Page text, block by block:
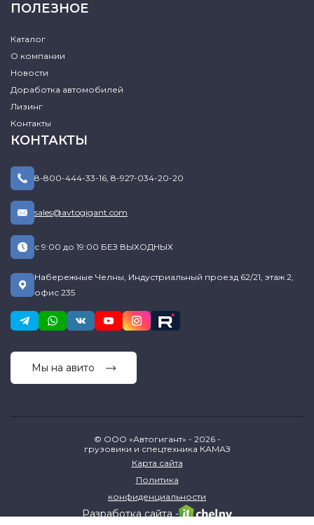
ПОЛЕЗНОЕ
Каталог
О компании
Новости
Доработка автомобилей
Лизинг
Контакты
КОНТАКТЫ
8-800-444-33-16, 8-927-034-20-20
sales@avtogigant.com
с 9:00 до 19:00 БЕЗ ВЫХОДНЫХ
Набережные Челны, Индустриальный проезд 62/21, этаж 2,
офис 235
Мы на авито
© ООО «Автогигант» - 2026 -
грузовики и спецтехника КАМАЗ
Карта сайта
Политика
конфиденциальности
Разработка сайта -